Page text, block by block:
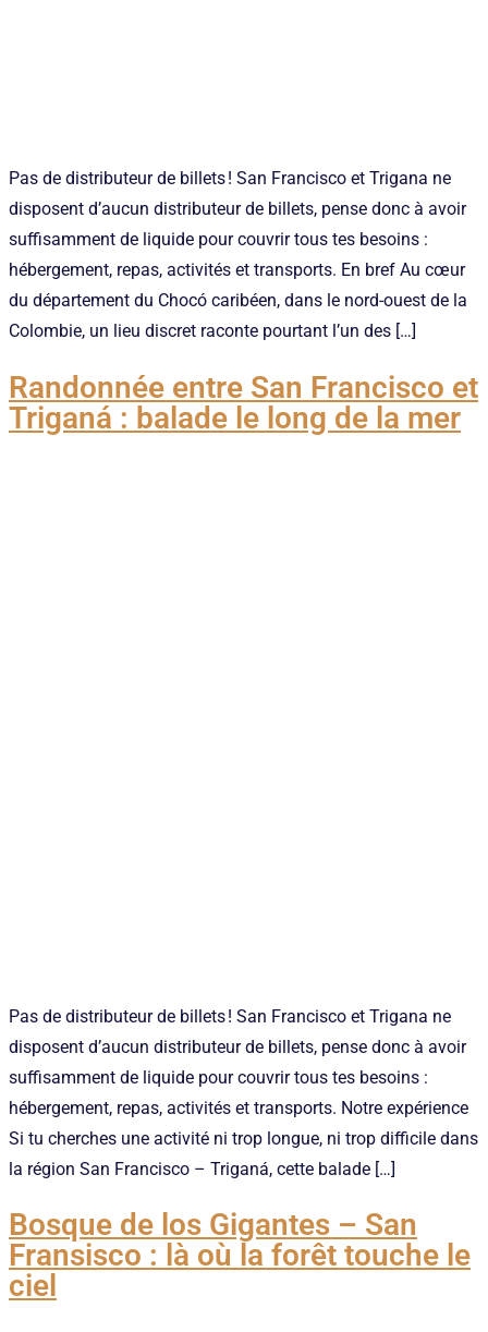
Pas de distributeur de billets ! San Francisco et Trigana ne
disposent d’aucun distributeur de billets, pense donc à avoir
suffisamment de liquide pour couvrir tous tes besoins :
hébergement, repas, activités et transports. En bref Au cœur
du département du Chocó caribéen, dans le nord-ouest de la
Colombie, un lieu discret raconte pourtant l’un des […]
Randonnée entre San Francisco et
Triganá : balade le long de la mer
Pas de distributeur de billets ! San Francisco et Trigana ne
disposent d’aucun distributeur de billets, pense donc à avoir
suffisamment de liquide pour couvrir tous tes besoins :
hébergement, repas, activités et transports. Notre expérience
Si tu cherches une activité ni trop longue, ni trop difficile dans
la région San Francisco – Triganá, cette balade […]
Bosque de los Gigantes – San
Fransisco : là où la forêt touche le
ciel